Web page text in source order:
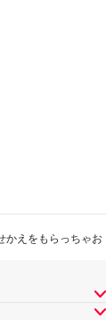
かえをもらっちゃお